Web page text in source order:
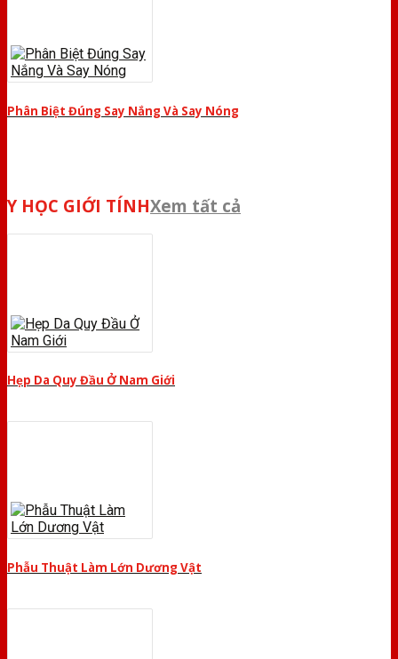
Phân Biệt Đúng Say Nắng Và Say Nóng
Y HỌC GIỚI TÍNHXem tất cả
Hẹp Da Quy Đầu Ở Nam Giới
Phẫu Thuật Làm Lớn Dương Vật